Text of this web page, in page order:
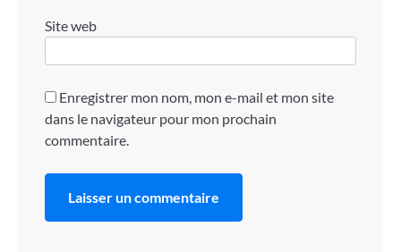
Site web
Enregistrer mon nom, mon e-mail et mon site
dans le navigateur pour mon prochain
commentaire.